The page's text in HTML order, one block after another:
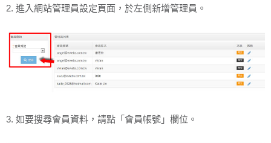
2. 進入網站管理員設定頁面，於左側新增管理員。
3. 如要搜尋會員資料，請點「會員帳號」欄位。